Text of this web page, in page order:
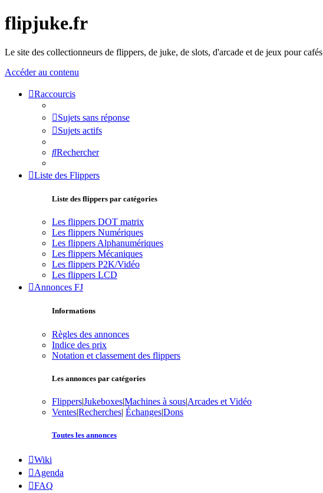
flipjuke.fr
Le site des collectionneurs de flippers, de juke, de slots, d'arcade et de jeux pour cafés
Accéder au contenu
Raccourcis
Sujets sans réponse
Sujets actifs
Rechercher
Liste des Flippers
Liste des flippers par catégories
Les flippers DOT matrix
Les flippers Numériques
Les flippers Alphanumériques
Les flippers Mécaniques
Les flippers P2K/Vidéo
Les flippers LCD
Annonces FJ
Informations
Règles des annonces
Indice des prix
Notation et classement des flippers
Les annonces par catégories
Flippers|Jukeboxes|Machines à sous|Arcades et Vidéo
Ventes|Recherches| Échanges|Dons
Toutes les annonces
Wiki
Agenda
FAQ